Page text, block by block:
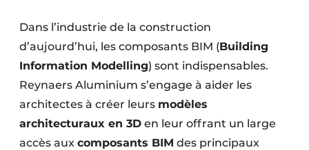
Dans l’industrie de la construction
d’aujourd’hui, les composants BIM (Building
Information Modelling) sont indispensables.
Reynaers Aluminium s’engage à aider les
architectes à créer leurs modèles
architecturaux en 3D en leur offrant un large
accès aux composants BIM des principaux